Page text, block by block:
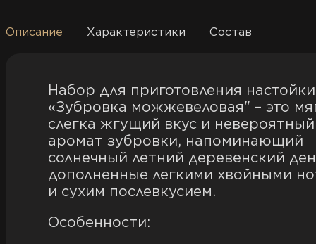
Описание Характеристики Состав
Набор для приготовления настойки
«Зубровка можжевеловая" – это
слегка жгущий вкус и невероятный
аромат зубровки, напоминающий
солнечный летний деревенский
дополненные легкими хвойными
и сухим послевкусием.
Особенности: